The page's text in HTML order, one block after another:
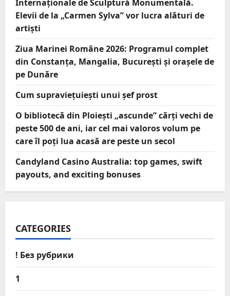
Internaționale de Sculptură Monumentală.
Elevii de la „Carmen Sylva” vor lucra alături de
artiști
Ziua Marinei Române 2026: Programul complet
din Constanța, Mangalia, București și orașele de
pe Dunăre
Cum supraviețuiești unui șef prost
O bibliotecă din Ploiești „ascunde” cărți vechi de
peste 500 de ani, iar cel mai valoros volum pe
care îl poți lua acasă are peste un secol
Candyland Casino Australia: top games, swift
payouts, and exciting bonuses
CATEGORIES
! Без рубрики
1